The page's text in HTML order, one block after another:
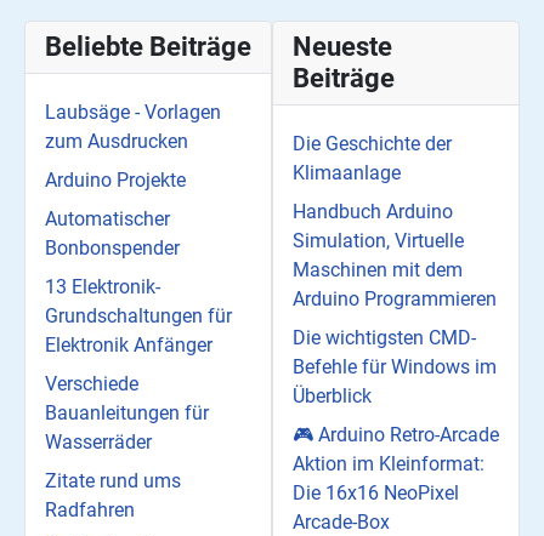
Beliebte Beiträge
Laubsäge - Vorlagen
zum Ausdrucken
Arduino Projekte
Automatischer
Bonbonspender
13 Elektronik-
Grundschaltungen für
Elektronik Anfänger
Verschiede
Bauanleitungen für
Wasserräder
Zitate rund ums
Radfahren
Neueste
Beiträge
Die Geschichte der
Klimaanlage
Handbuch Arduino
Simulation, Virtuelle
Maschinen mit dem
Arduino Programmieren
Die wichtigsten CMD-
Befehle für Windows im
Überblick
🎮 Arduino Retro-Arcade
Aktion im Kleinformat:
Die 16x16 NeoPixel
Arcade-Box